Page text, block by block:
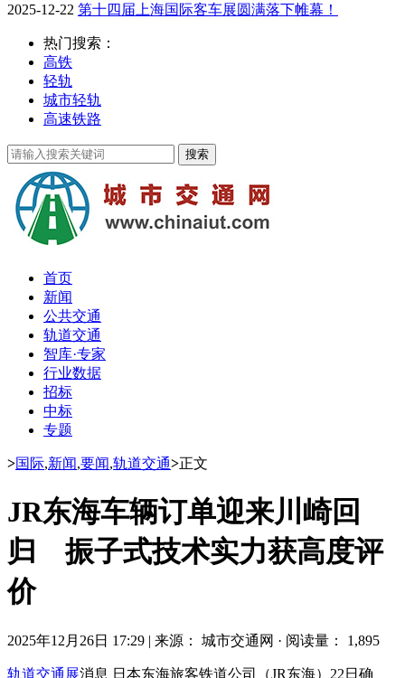
2025-12-22 第十四届上海国际客车展圆满落下帷幕！
热门搜索：
高铁
轻轨
城市轻轨
高速铁路
首页
新闻
公共交通
轨道交通
智库·专家
行业数据
招标
中标
专题
>国际,新闻,要闻,轨道交通>正文
JR东海车辆订单迎来川崎回
归 振子式技术实力获高度评
价
2025年12月26日 17:29 | 来源： 城市交通网 · 阅读量： 1,895
轨道交通展消息 日本东海旅客铁道公司（JR东海）22日确